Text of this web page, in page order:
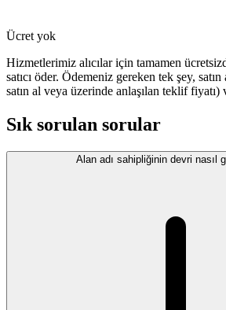
Ücret yok
Hizmetlerimiz alıcılar için tamamen
satıcı öder. Ödemeniz gereken tek şey,
satın al veya üzerinde anlaşılan teklif
Sık sorulan sorular
Alan adı sahipliğinin devri nasıl